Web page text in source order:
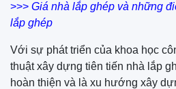
>>> Giá nhà lắp ghép và những
lắp ghép
Với sự phát triển của khoa học
thuật xây dựng tiên tiến nhà lắp
hoàn thiện và là xu hướng xây